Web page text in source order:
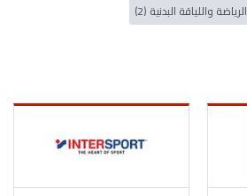
الرياضة واللياقة البدنية (2)